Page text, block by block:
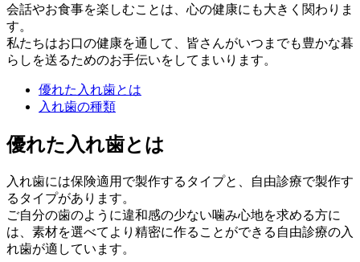
会話やお食事を楽しむことは、心の健康にも大きく関わりま
す。
私たちはお口の健康を通して、皆さんがいつまでも豊かな暮
らしを送るためのお手伝いをしてまいります。
優れた入れ歯とは
入れ歯の種類
優れた入れ歯とは
入れ歯には保険適用で製作するタイプと、自由診療で製作す
るタイプがあります。
ご自分の歯のように違和感の少ない噛み心地を求める方に
は、素材を選べてより精密に作ることができる自由診療の入
れ歯が適しています。